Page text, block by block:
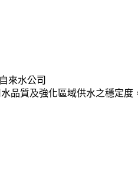
來水公司
品質及強化區域供水之穩定